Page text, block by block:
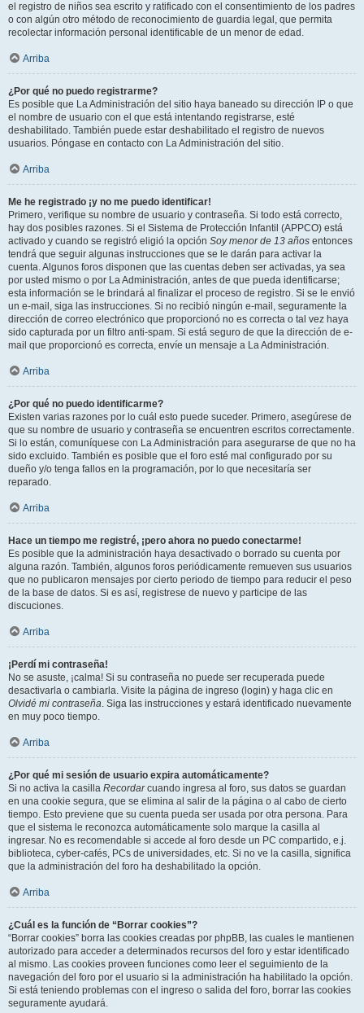
el registro de niños sea escrito y ratificado con el consentimiento de los padres
o con algún otro método de reconocimiento de guardia legal, que permita
recolectar información personal identificable de un menor de edad.
Arriba
¿Por qué no puedo registrarme?
Es posible que La Administración del sitio haya baneado su dirección IP o que
el nombre de usuario con el que está intentando registrarse, esté
deshabilitado. También puede estar deshabilitado el registro de nuevos
usuarios. Póngase en contacto con La Administración del sitio.
Arriba
Me he registrado ¡y no me puedo identificar!
Primero, verifique su nombre de usuario y contraseña. Si todo está correcto,
hay dos posibles razones. Si el Sistema de Protección Infantil (APPCO) está
activado y cuando se registró eligió la opción Soy menor de 13 años entonces
tendrá que seguir algunas instrucciones que se le darán para activar la
cuenta. Algunos foros disponen que las cuentas deben ser activadas, ya sea
por usted mismo o por La Administración, antes de que pueda identificarse;
esta información se le brindará al finalizar el proceso de registro. Si se le envió
un e-mail, siga las instrucciones. Si no recibió ningún e-mail, seguramente la
dirección de correo electrónico que proporcionó no es correcta o tal vez haya
sido capturada por un filtro anti-spam. Si está seguro de que la dirección de e-
mail que proporcionó es correcta, envíe un mensaje a La Administración.
Arriba
¿Por qué no puedo identificarme?
Existen varias razones por lo cuál esto puede suceder. Primero, asegúrese de
que su nombre de usuario y contraseña se encuentren escritos correctamente.
Si lo están, comuníquese con La Administración para asegurarse de que no ha
sido excluido. También es posible que el foro esté mal configurado por su
dueño y/o tenga fallos en la programación, por lo que necesitaría ser
reparado.
Arriba
Hace un tiempo me registré, ¡pero ahora no puedo conectarme!
Es posible que la administración haya desactivado o borrado su cuenta por
alguna razón. También, algunos foros periódicamente remueven sus usuarios
que no publicaron mensajes por cierto periodo de tiempo para reducir el peso
de la base de datos. Si es así, registrese de nuevo y participe de las
discuciones.
Arriba
¡Perdí mi contraseña!
No se asuste, ¡calma! Si su contraseña no puede ser recuperada puede
desactivarla o cambiarla. Visite la página de ingreso (login) y haga clic en
Olvidé mi contraseña. Siga las instrucciones y estará identificado nuevamente
en muy poco tiempo.
Arriba
¿Por qué mi sesión de usuario expira automáticamente?
Si no activa la casilla Recordarcuando ingresa al foro, sus datos se guardan
en una cookie segura, que se elimina al salir de la página o al cabo de cierto
tiempo. Esto previene que su cuenta pueda ser usada por otra persona. Para
que el sistema le reconozca automáticamente solo marque la casilla al
ingresar. No es recomendable si accede al foro desde un PC compartido, e.j.
biblioteca, cyber-cafés, PCs de universidades, etc. Si no ve la casilla, significa
que la administración del foro ha deshabilitado la opción.
Arriba
¿Cuál es la función de “Borrar cookies”?
“Borrar cookies” borra las cookies creadas por phpBB, las cuales le mantienen
autorizado para acceder a determinados recursos del foro y estar identificado
al mismo. Las cookies proveen funciones como leer el seguimiento de la
navegación del foro por el usuario si la administración ha habilitado la opción.
Si está teniendo problemas con el ingreso o salida del foro, borrar las cookies
seguramente ayudará.